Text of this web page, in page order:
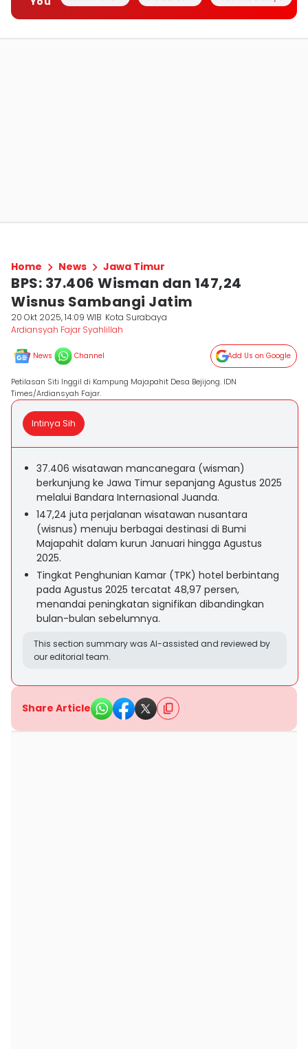
Home News Jawa Timur
BPS: 37.406 Wisman dan 147,24
Wisnus Sambangi Jatim
20 Okt 2025, 14:09 WIB Kota Surabaya
Ardiansyah Fajar Syahlillah
News Channel Add Us on Google
Petilasan Siti Inggil di Kampung Majapahit Desa Bejijong. IDN
Times/Ardiansyah Fajar.
Intinya Sih
37.406 wisatawan mancanegara (wisman)
berkunjung ke Jawa Timur sepanjang Agustus 2025
melalui Bandara Internasional Juanda.
147,24 juta perjalanan wisatawan nusantara
(wisnus) menuju berbagai destinasi di Bumi
Majapahit dalam kurun Januari hingga Agustus
2025.
Tingkat Penghunian Kamar (TPK) hotel berbintang
pada Agustus 2025 tercatat 48,97 persen,
menandai peningkatan signifikan dibandingkan
bulan-bulan sebelumnya.
This section summary was AI-assisted and reviewed by
our editorial team.
Share Article